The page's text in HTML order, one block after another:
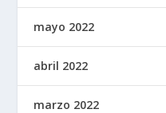
mayo 2022
abril 2022
marzo 2022